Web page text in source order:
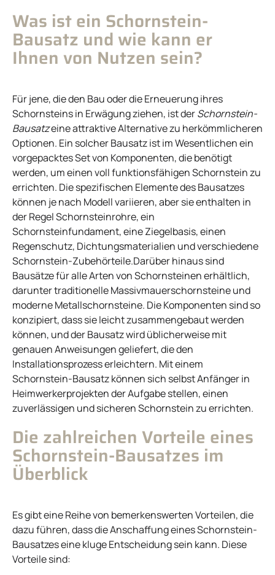
Was ist ein Schornstein-
Bausatz und wie kann er
Ihnen von Nutzen sein?
Für jene, die den Bau oder die Erneuerung ihres
Schornsteins in Erwägung ziehen, ist derSchornstein-
Bausatzeine attraktive Alternative zu herkömmlicheren
Optionen. Ein solcher Bausatz ist im Wesentlichen ein
vorgepacktes Set von Komponenten, die benötigt
werden, um einen voll funktionsfähigen Schornstein zu
errichten. Die spezifischen Elemente des Bausatzes
können je nach Modell variieren, aber sie enthalten in
der Regel Schornsteinrohre, ein
Schornsteinfundament, eine Ziegelbasis, einen
Regenschutz, Dichtungsmaterialien und verschiedene
Schornstein-Zubehörteile.Darüber hinaus sind
Bausätze für alle Arten von Schornsteinen erhältlich,
darunter traditionelle Massivmauerschornsteine und
moderne Metallschornsteine. Die Komponenten sind so
konzipiert, dass sie leicht zusammengebaut werden
können, und der Bausatz wird üblicherweise mit
genauen Anweisungen geliefert, die den
Installationsprozess erleichtern. Mit einem
Schornstein-Bausatz können sich selbst Anfänger in
Heimwerkerprojekten der Aufgabe stellen, einen
zuverlässigen und sicheren Schornstein zu errichten.
Die zahlreichen Vorteile eines
Schornstein-Bausatzes im
Überblick
Es gibt eine Reihe von bemerkenswerten Vorteilen, die
dazu führen, dass die Anschaffung eines Schornstein-
Bausatzes eine kluge Entscheidung sein kann. Diese
Vorteile sind: